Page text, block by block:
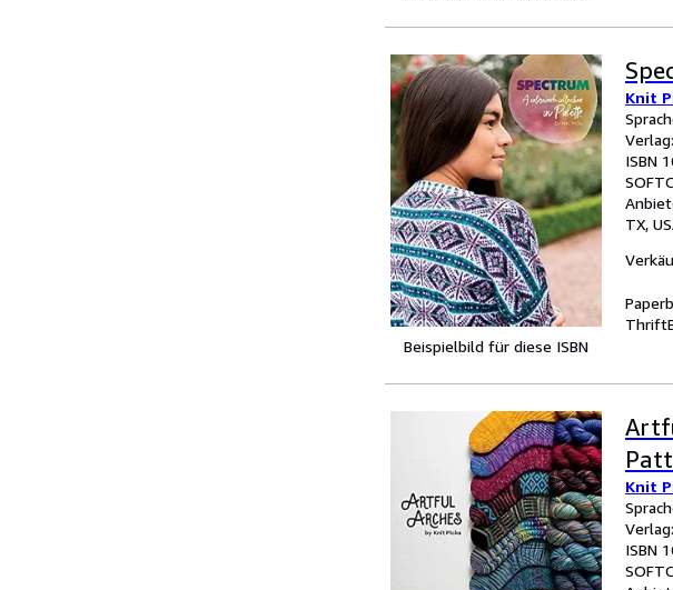
Beispielbild für diese ISBN
Knit
ISBN
TX,
Knit
ISBN